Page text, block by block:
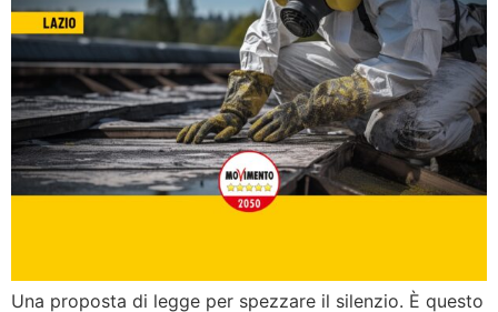
Una proposta di legge per spezzare il silenzio. È questo